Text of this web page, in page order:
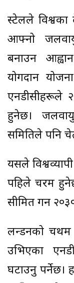
स्टेलले विश्वका
आफ्नो
बनाउन
योगदान
एनडीसीहरूले
हुनेछ। जलवायु
समितिले पनि
यसले
पहिले चरम
सीमित गर्न
लन्डनको
उभिएका
घटाउनु पर्नेछ।